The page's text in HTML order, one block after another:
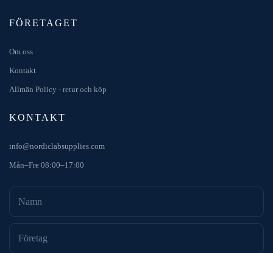
FÖRETAGET
Om oss
Kontakt
Allmän Policy - retur och köp
KONTAKT
info@nordiclabsupplies.com
Mån–Fre 08:00–17:00